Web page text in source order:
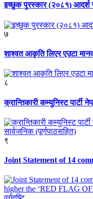
इच्छुक पुरस्कार (२०८१) आदर्श
७
शाश्वत आकृति लिएर एउटा
८
क्रान्तिकारी कम्युनिस्ट पार्टी
९
Joint Statement of 14